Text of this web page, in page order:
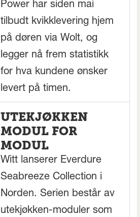
Power har siden mai
tilbudt kvikklevering hjem
på døren via Wolt, og
legger nå frem statistikk
for hva kundene ønsker
levert på timen.
UTEKJØKKEN
MODUL FOR
MODUL
Witt lanserer Everdure
Seabreeze Collection i
Norden. Serien består av
utekjøkken-moduler som